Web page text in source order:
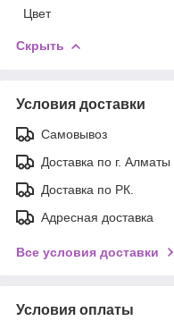
Цвет
Скрыть
Условия доставки
Самовывоз
Доставка по г. Алматы
Доставка по РК.
Адресная доставка
Все условия доставки
Условия оплаты